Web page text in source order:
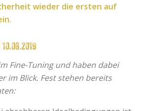
wieder die ersten auf
Fine-Tuning und haben dabei
im Blick. Fest stehen bereits